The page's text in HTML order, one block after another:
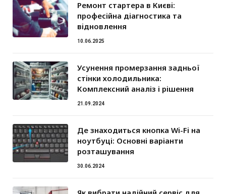
Ремонт стартера в Києві:
професійна діагностика та
відновлення
10.06.2025
Усунення промерзання задньої
стінки холодильника:
Комплексний аналіз і рішення
21.09.2024
Де знаходиться кнопка Wi-Fi на
ноутбуці: Основні варіанти
розташування
30.06.2024